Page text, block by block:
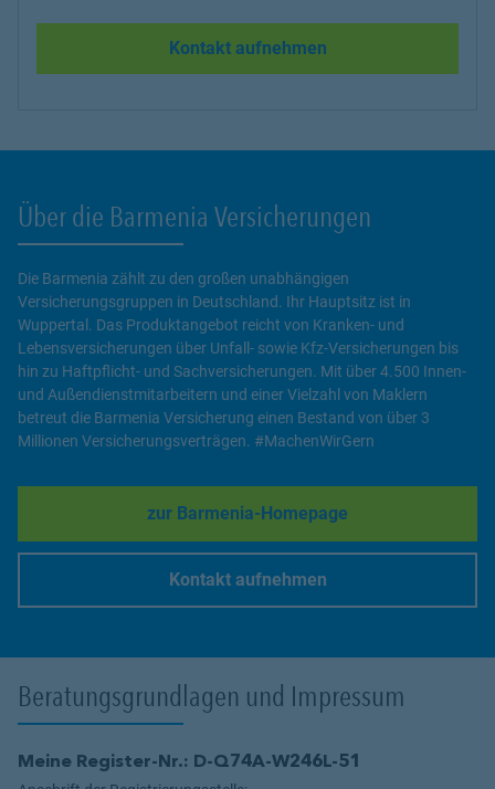
Kontakt aufnehmen
Über die Barmenia Versicherungen
Die Barmenia zählt zu den großen unabhängigen
Versicherungsgruppen in Deutschland. Ihr Hauptsitz ist in
Wuppertal. Das Produktangebot reicht von Kranken- und
Lebensversicherungen über Unfall- sowie Kfz-Versicherungen bis
hin zu Haftpflicht- und Sachversicherungen. Mit über 4.500 Innen-
und Außendienstmitarbeitern und einer Vielzahl von Maklern
betreut die Barmenia Versicherung einen Bestand von über 3
Millionen Versicherungsverträgen. #MachenWirGern
zur Barmenia-Homepage
Link Opens in New Tab
Kontakt aufnehmen
Beratungsgrundlagen und Impressum
Meine Register-Nr.: D-Q74A-W246L-51